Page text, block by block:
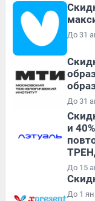
До 31
До 31
и
До 15
До 1